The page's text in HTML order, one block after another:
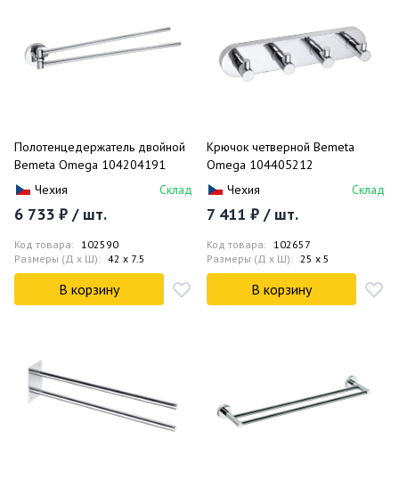
Полотенцедержатель двойной
Bemeta Omega 104204191
Чехия
Склад
6 733 ₽ / шт.
Код товара: 102590
Размеры (Д x Ш): 42 x 7.5
В корзину
Крючок четверной Bemeta
Omega 104405212
Чехия
Склад
7 411 ₽ / шт.
Код товара: 102657
Размеры (Д x Ш): 25 x 5
В корзину